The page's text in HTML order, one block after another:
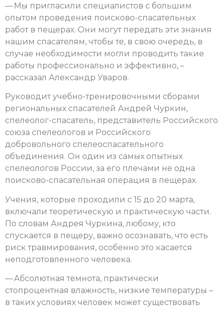
— Мы пригласили специалистов с большим
опытом проведения поисково-спасательных
работ в пещерах. Они могут передать эти знания
нашим спасателям, чтобы те, в свою очередь, в
случае необходимости могли проводить такие
работы профессионально и эффективно, –
рассказал Александр Уваров.
Руководит учебно-тренировочными сборами
региональных спасателей Андрей Чуркин,
спелеолог-спасатель, представитель Российского
союза спелеологов и Российского
добровольного спелеоспасательного
объединения. Он один из самых опытных
спелеологов России, за его плечами не одна
поисково-спасательная операция в пещерах.
Учения, которые проходили с 15 до 20 марта,
включали теоретическую и практическую части.
По словам Андрея Чуркина, любому, кто
спускается в пещеру, важно осознавать, что есть
риск травмирования, особенно это касается
неподготовленного человека.
— Абсолютная темнота, практически
стопроцентная влажность, низкие температуры –
в таких условиях человек может существовать